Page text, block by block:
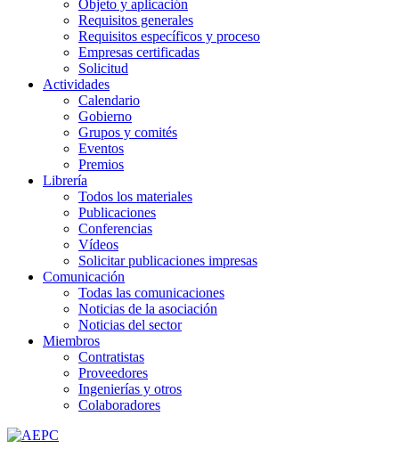
Objeto y aplicación
Requisitos generales
Requisitos específicos y proceso
Empresas certificadas
Solicitud
Actividades
Calendario
Gobierno
Grupos y comités
Eventos
Premios
Librería
Todos los materiales
Publicaciones
Conferencias
Vídeos
Solicitar publicaciones impresas
Comunicación
Todas las comunicaciones
Noticias de la asociación
Noticias del sector
Miembros
Contratistas
Proveedores
Ingenierías y otros
Colaboradores